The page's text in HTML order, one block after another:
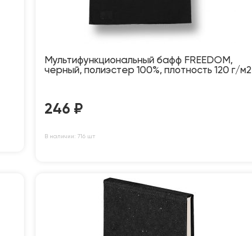
Мультифункциональный бафф FREEDOM,
черный, полиэстер 100%, плотность 120 г/м2
246 ₽
В наличии: 716 шт